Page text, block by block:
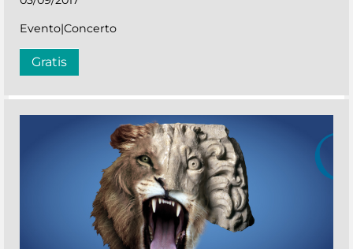
Evento|Concerto
Gratis